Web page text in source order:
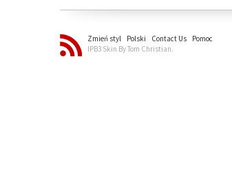
Zmień styl Polski Contact Us
Pomoc
IPB3 Skin By Tom Christian.